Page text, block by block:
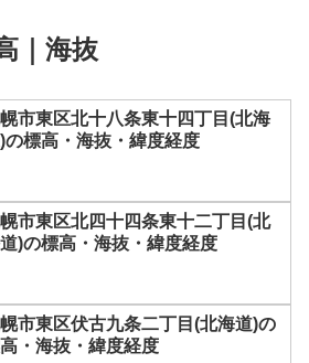
｜海抜
市東区北十八条東十四丁目(北海
の標高・海抜・緯度経度
市東区北四十四条東十二丁目(北
)の標高・海抜・緯度経度
市東区伏古九条二丁目(北海道)の
・海抜・緯度経度